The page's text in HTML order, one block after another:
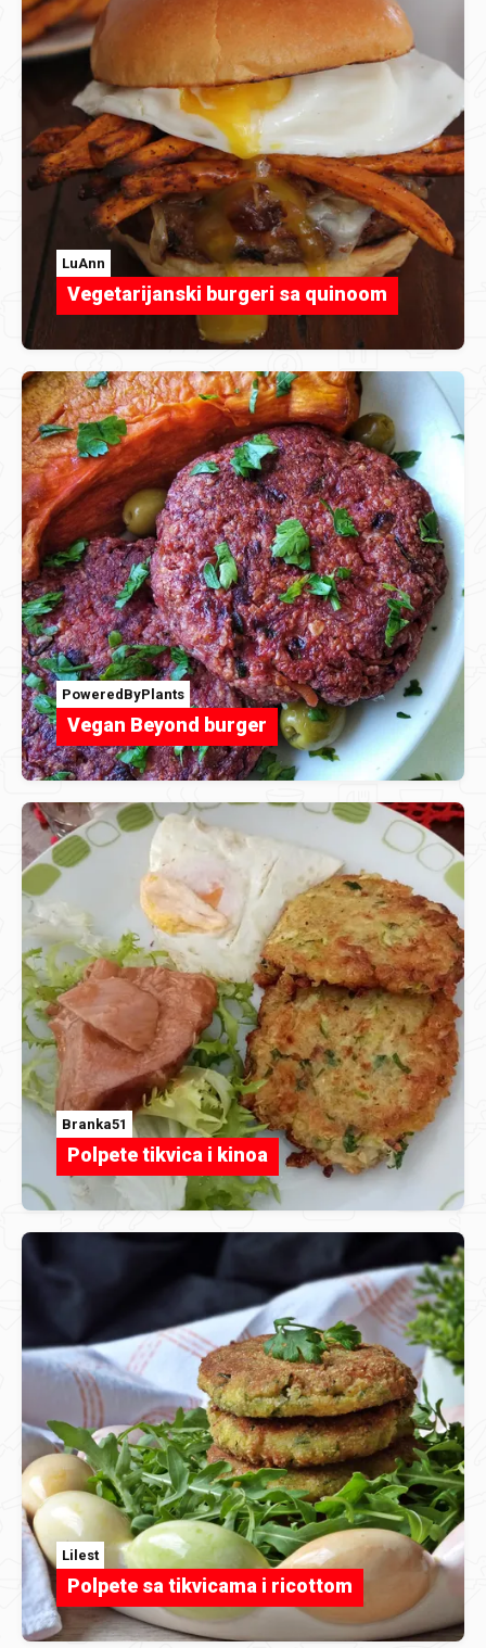
LuAnn
Vegetarijanski burgeri sa quinoom
PoweredByPlants
Vegan Beyond burger
Branka51
Polpete tikvica i kinoa
Lilest
Polpete sa tikvicama i ricottom